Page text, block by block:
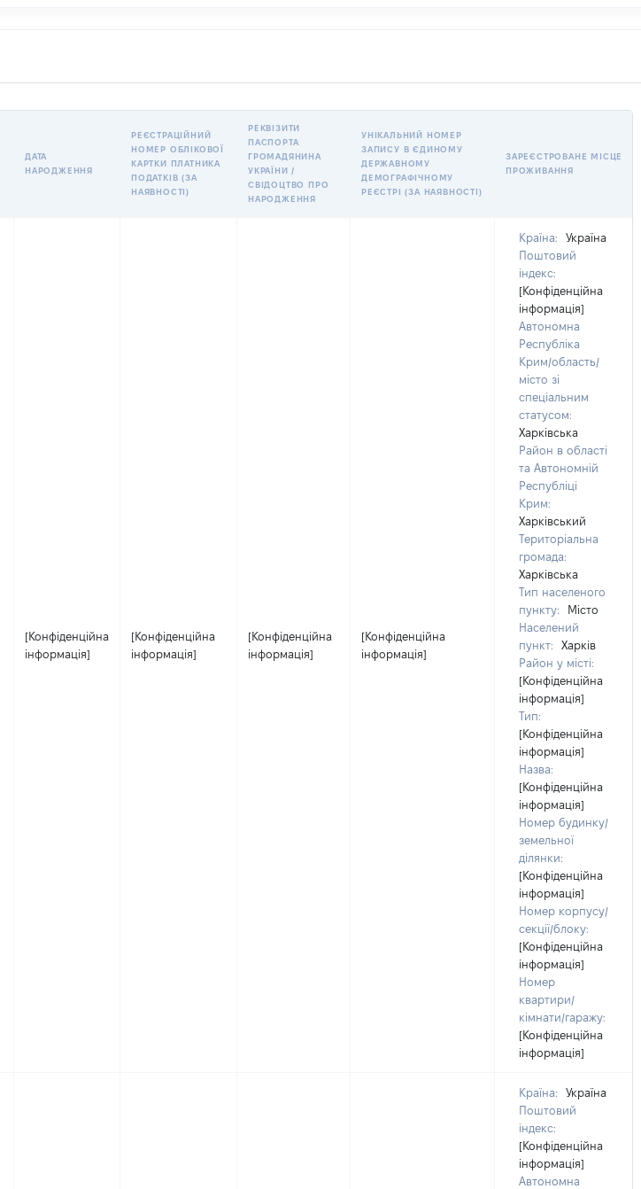
ДАТА
НАРОДЖЕННЯ
РЕЄСТРАЦІЙНИЙ
НОМЕР ОБЛІКОВОЇ
КАРТКИ ПЛАТНИКА
ПОДАТКІВ (ЗА
НАЯВНОСТІ)
РЕКВІЗИТИ
ПАСПОРТА
ГРОМАДЯНИНА
УКРАЇНИ /
СВІДОЦТВО ПРО
НАРОДЖЕННЯ
УНІКАЛЬНИЙ НОМЕР
ЗАПИСУ В ЄДИНОМУ
ДЕРЖАВНОМУ
ДЕМОГРАФІЧНОМУ
РЕЄСТРІ (ЗА НАЯВНОСТІ)
ЗАРЕЄСТРОВАНЕ МІСЦЕ
ПРОЖИВАННЯ
[Конфіденційна
інформація]
[Конфіденційна
інформація]
[Конфіденційна
інформація]
[Конфіденційна
інформація]
Країна:
Україна
Поштовий
індекс:
[Конфіденційна
інформація]
Автономна
Республіка
Крим/область/
місто зі
спеціальним
статусом:
Харківська
Район в області
та Автономній
Республіці
Крим:
Харківський
Територіальна
громада:
Харківська
Тип населеного
пункту:
Місто
Населений
пункт:
Харків
Район у місті:
[Конфіденційна
інформація]
Тип:
[Конфіденційна
інформація]
Назва:
[Конфіденційна
інформація]
Номер будинку/
земельної
ділянки:
[Конфіденційна
інформація]
Номер корпусу/
секції/блоку:
[Конфіденційна
інформація]
Номер
квартири/
кімнати/гаражу:
[Конфіденційна
інформація]
Країна:
Україна
Поштовий
індекс:
[Конфіденційна
інформація]
Автономна